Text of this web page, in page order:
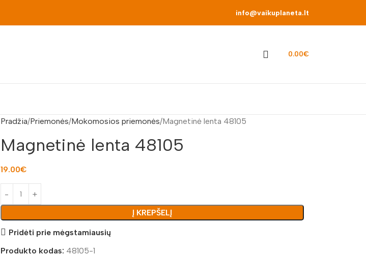
info@vaikuplaneta.lt
0.00€
Pradžia Priemonės Mokomosios priemonės Magnetinė lenta 48105
Magnetinė lenta 48105
19.00€
Į KREPŠELĮ
Pridėti prie mėgstamiausių
Produkto kodas: 48105-1